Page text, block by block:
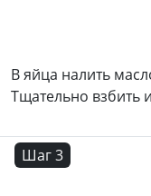
В яйца налить
Тщательно взбить
Шаг 3